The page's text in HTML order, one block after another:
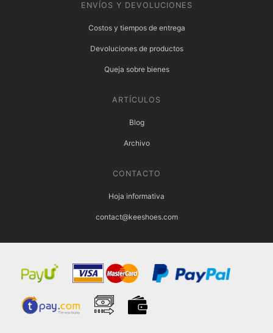
ENVÍOS Y DEVOLUCIONES
Costos y tiempos de entrega
Devoluciones de productos
Queja sobre bienes
ARTÍCULOS
Blog
Archivo
CONTACTO
Hoja informativa
contact@keeshoes.com